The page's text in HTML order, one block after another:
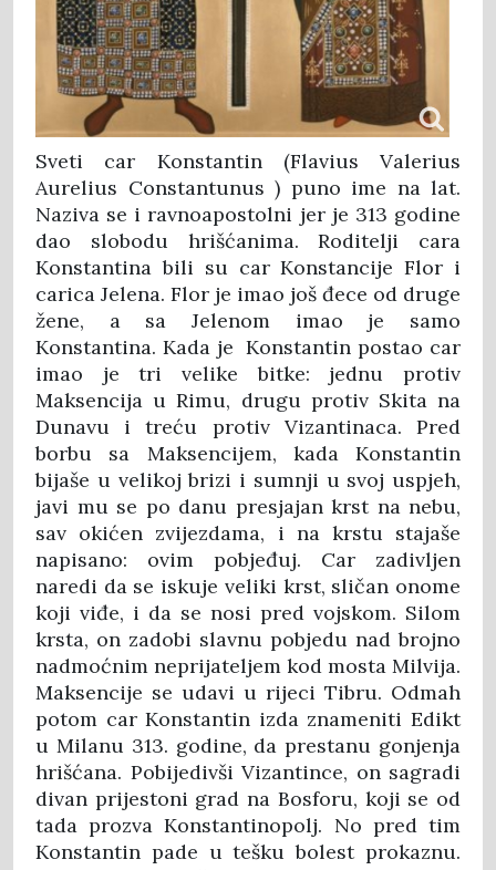
Sveti car Konstantin (Flavius Valerius
Aurelius Constantunus ) puno ime na lat.
Naziva se i ravnoapostolni jer je 313 godine
dao slobodu hrišćanima. Roditelji cara
Konstantina bili su car Konstancije Flor i
carica Jelena. Flor je imao još đece od druge
žene, a sa Jelenom imao je samo
Konstantina. Kada je Konstantin postao car
imao je tri velike bitke: jednu protiv
Maksencija u Rimu, drugu protiv Skita na
Dunavu i treću protiv Vizantinaca. Pred
borbu sa Maksencijem, kada Konstantin
bijaše u velikoj brizi i sumnji u svoj uspjeh,
javi mu se po danu presjajan krst na nebu,
sav okićen zvijezdama, i na krstu stajaše
napisano: ovim pobjeđuj. Car zadivljen
naredi da se iskuje veliki krst, sličan onome
koji viđe, i da se nosi pred vojskom. Silom
krsta, on zadobi slavnu pobjedu nad brojno
nadmoćnim neprijateljem kod mosta Milvija.
Maksencije se udavi u rijeci Tibru. Odmah
potom car Konstantin izda znameniti Edikt
u Milanu 313. godine, da prestanu gonjenja
hrišćana. Pobijedivši Vizantince, on sagradi
divan prijestoni grad na Bosforu, koji se od
tada prozva Konstantinopolj. No pred tim
Konstantin pade u tešku bolest prokaznu.